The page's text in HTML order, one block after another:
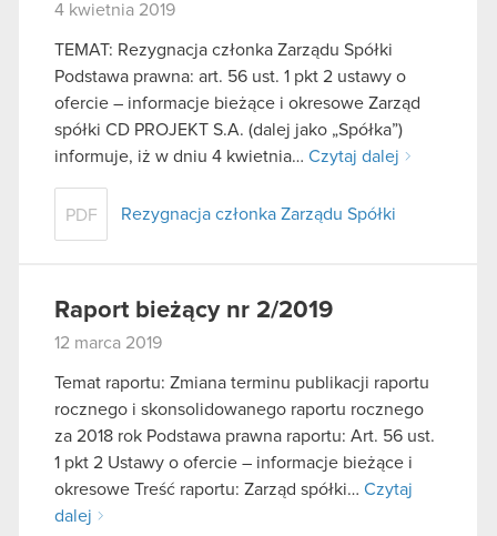
4 kwietnia 2019
TEMAT: Rezygnacja członka Zarządu Spółki
Podstawa prawna: art. 56 ust. 1 pkt 2 ustawy o
ofercie – informacje bieżące i okresowe Zarząd
spółki CD PROJEKT S.A. (dalej jako „Spółka”)
informuje, iż w dniu 4 kwietnia… Czytaj dalej
PDF Rezygnacja członka Zarządu Spółki
Raport bieżący nr 2/2019
12 marca 2019
Temat raportu: Zmiana terminu publikacji raportu
rocznego i skonsolidowanego raportu rocznego
za 2018 rok Podstawa prawna raportu: Art. 56 ust.
1 pkt 2 Ustawy o ofercie – informacje bieżące i
okresowe Treść raportu: Zarząd spółki… Czytaj
dalej